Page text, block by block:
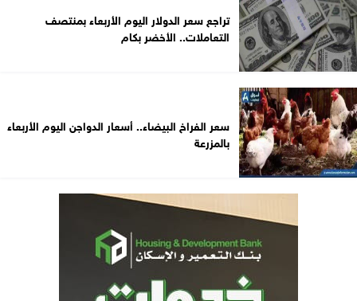
تراجع سعر الدولار اليوم الأربعاء بمنتصف
التعاملات.. الأخضر بكام
سعر الفراخ البيضاء.. أسعار الدواجن اليوم الأربعاء
بالمزرعة